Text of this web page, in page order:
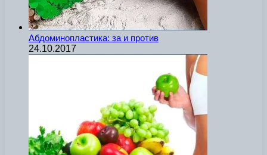
Абдоминопластика: за и против
24.10.2017